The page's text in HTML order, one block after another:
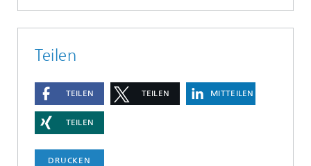
Teilen
TEILEN TEILEN MITTEILEN
TEILEN
DRUCKEN